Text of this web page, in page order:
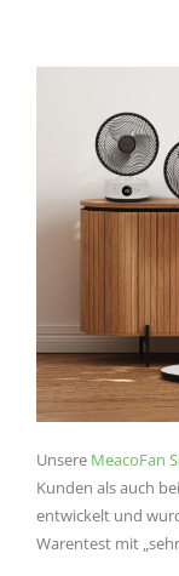
Unsere MeacoFan
Kunden als auch
entwickelt und
Warentest mit